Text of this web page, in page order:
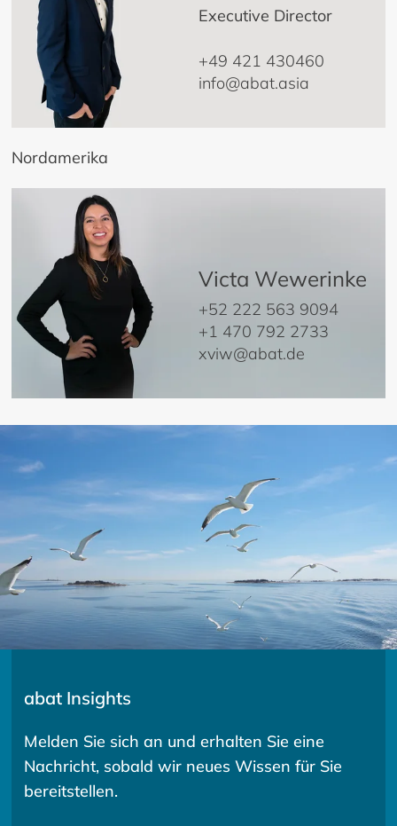
Executive Director
+49 421 430460
info@abat.asia
Nordamerika
Victa Wewerinke
+52 222 563 9094
+1 470 792 2733
xviw@abat.de
abat Insights
Melden Sie sich an und erhalten Sie eine
Nachricht, sobald wir neues Wissen für Sie
bereitstellen.